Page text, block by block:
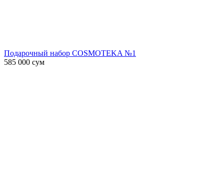
Подарочный набор COSMOTEKA №1
585 000 сум